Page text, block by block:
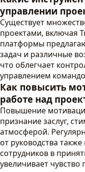
управлении
Существует
проектами, включая
платформы
задач и различные
что облегчает
управлением
Как повысить
работе над
Повышение
признание заслуг,
атмосферой.
от руководства
сотрудников в
увеличивает